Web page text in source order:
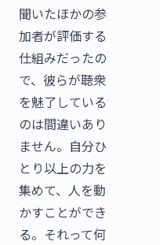
聞いたほかの参
加者が評価する
仕組みだったの
で、彼らが聴衆
を魅了している
のは間違いあり
ません。自分ひ
とり以上の力を
集めて、人を動
かすことができ
る。それって何